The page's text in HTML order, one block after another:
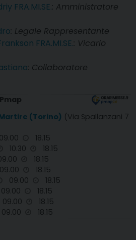
FRA.MI.SE. : Amministratore
: Legale Rappresentante
FRA.MI.SE. : Vicario
: Collaboratore
(Torino) (Via Spallanzani 7
09.00
18.15
10.30
18.15
18.15
09.00
18.15
09.00
18.15
09.00
18.15
09.00
18.15
09.00 18.15